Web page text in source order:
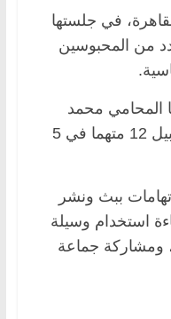
في جلستها
من المحبوسين
المحامي محمد
أحمد، قررت المحكمة إخلاء سبيل 12 متهما في 5
ببث ونشر
استخدام وسيلة
ومشاركة جماعة